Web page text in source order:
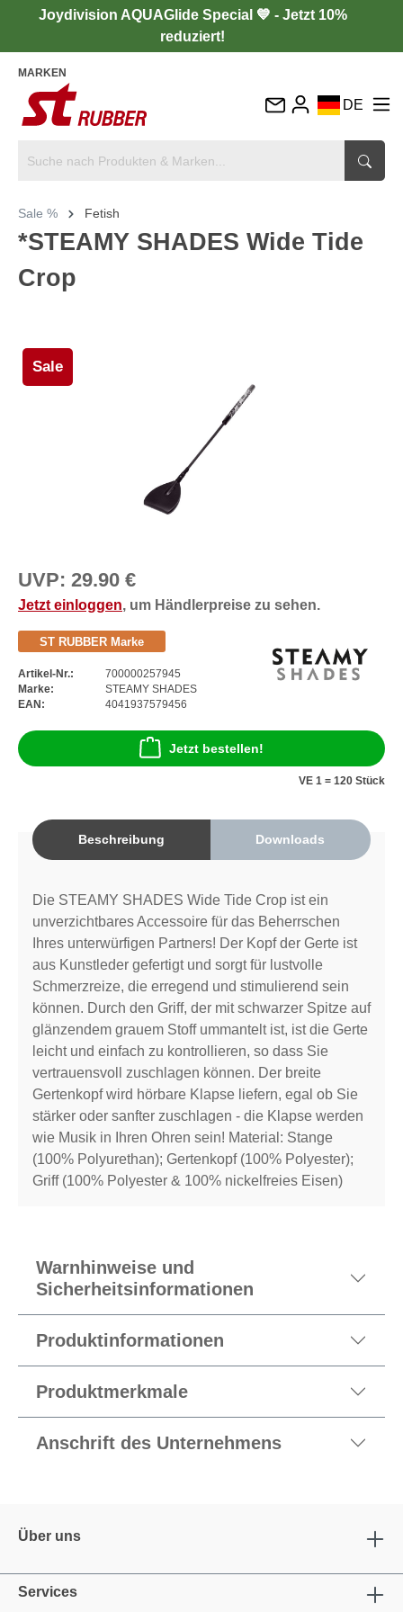
Joydivision AQUAGlide Special 💙 - Jetzt 10%
reduziert!
MARKEN
DE
IT
Sale % Fetish
*STEAMY SHADES Wide Tide
Crop
Sale
UVP: 29.90 €
Jetzt einloggen, um Händlerpreise zu sehen.
ST RUBBER Marke
Artikel-Nr.:
700000257945
Marke:
STEAMY SHADES
EAN:
4041937579456
Jetzt bestellen!
VE 1 = 120 Stück
Beschreibung Downloads
Die STEAMY SHADES Wide Tide Crop ist ein
unverzichtbares Accessoire für das Beherrschen
Ihres unterwürfigen Partners! Der Kopf der Gerte ist
aus Kunstleder gefertigt und sorgt für lustvolle
Schmerzreize, die erregend und stimulierend sein
können. Durch den Griff, der mit schwarzer Spitze auf
glänzendem grauem Stoff ummantelt ist, ist die Gerte
leicht und einfach zu kontrollieren, so dass Sie
vertrauensvoll zuschlagen können. Der breite
Gertenkopf wird hörbare Klapse liefern, egal ob Sie
stärker oder sanfter zuschlagen - die Klapse werden
wie Musik in Ihren Ohren sein! Material: Stange
(100% Polyurethan); Gertenkopf (100% Polyester);
Griff (100% Polyester & 100% nickelfreies Eisen)
Warnhinweise und
Sicherheitsinformationen
Produktinformationen
Produktmerkmale
Anschrift des Unternehmens
Über uns
Services